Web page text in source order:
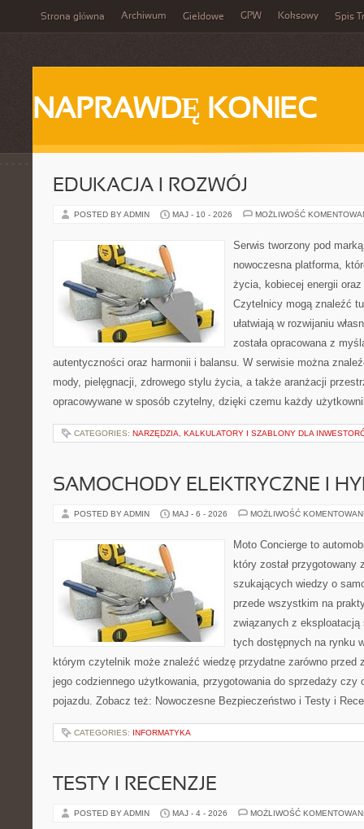
Strona główna Archiwum Giełdowe GPW Koksowy Spis
NAPRAWDĘ KONIEC
EDUKACJA I ROZWÓJ
POSTED BY ADMIN MAJ - 10 - 2026 MOŻLIWOŚĆ
Serwis tworzony pod
nowoczesna platforma,
życia, kobiecej energii
Czytelnicy mogą znaleźć
ułatwiają w rozwijaniu
została opracowana z
autentyczności oraz harmonii i balansu. W serwisie można
mody, pielęgnacji, zdrowego stylu życia, a także aranżacji
opracowywane w sposób czytelny, dzięki czemu każdy
CATEGORIES: NARZĘDZIA, KALKULATORY I SZABLONY DLA
SAMOCHODY ELEKTRYCZNE I
POSTED BY ADMIN MAJ - 6 - 2026 MOŻLIWOŚĆ
Moto Concierge to
który został przygotowany
szukających wiedzy o
przede wszystkim na
związanych z eksploatacją
tych dostępnych na rynku
którym czytelnik może znaleźć wiedzę przydatne zarówno przed
jego codziennego użytkowania, przygotowania do sprzedaży czy
pojazdu. Zobacz też: Nowoczesne Bezpieczeństwo i Testy i
CATEGORIES: INFORMATYKA
TESTY I RECENZJE
POSTED BY ADMIN MAJ - 4 - 2026 MOŻLIWOŚĆ